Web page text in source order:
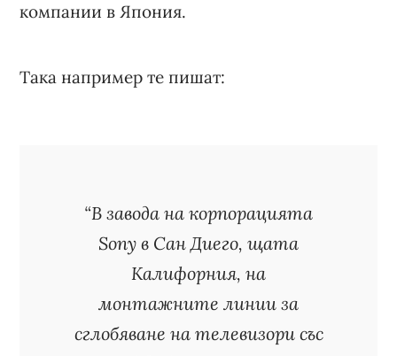
компании в Япония.
Така например те пишат:
“В завода на корпорацията
Sony в Сан Диего, щата
Калифорния, на
монтажните линии за
сглобяване на телевизори със